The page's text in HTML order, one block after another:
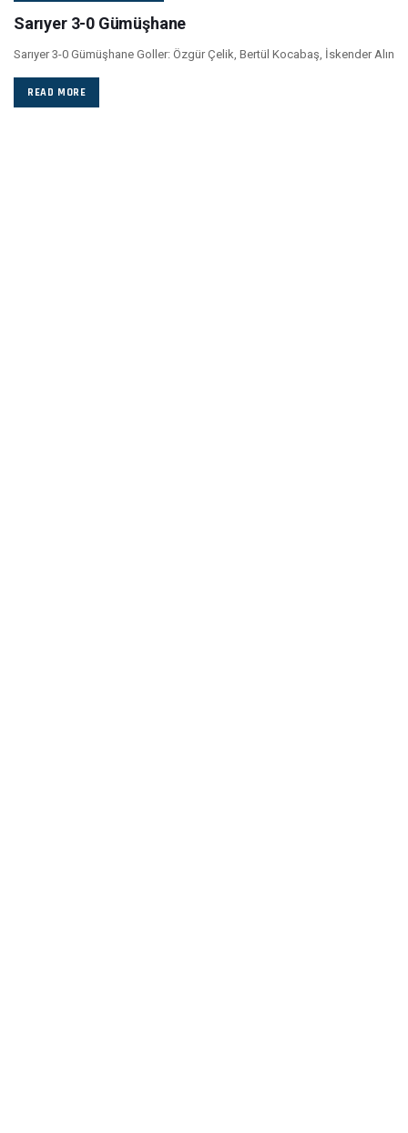
Sarıyer 3-0 Gümüşhane
Sarıyer 3-0 Gümüşhane Goller: Özgür Çelik, Bertül Kocabaş, İskender Alın
READ MORE